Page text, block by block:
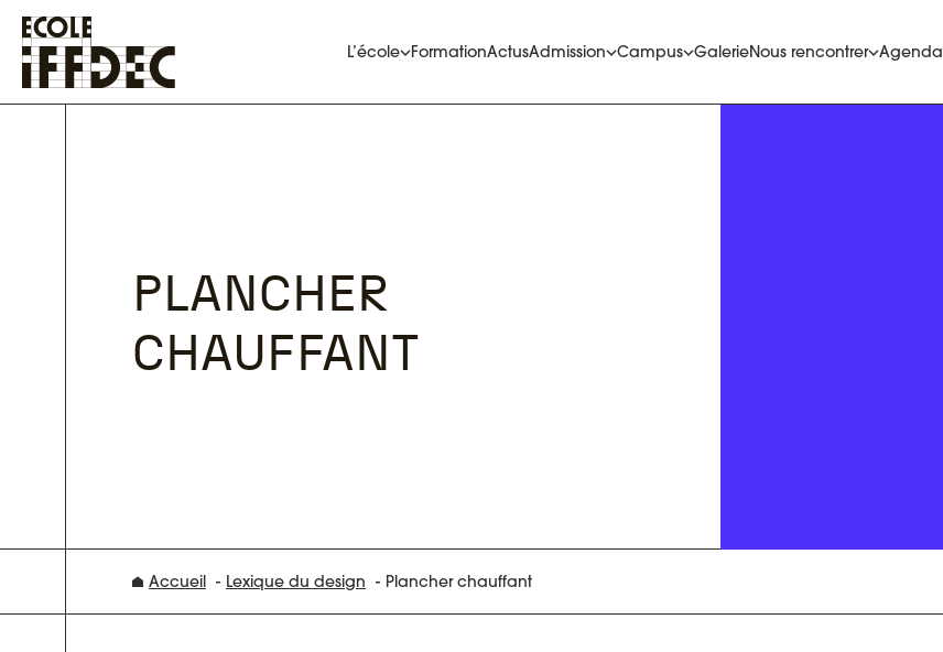
contenu
L’école FormationActusAdmission Campus GalerieNous rencontrer Agenda
PLANCHER
CHAUFFANT
Accueil Lexique du design Plancher chauffant